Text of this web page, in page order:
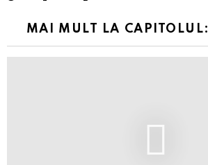
MAI MULT LA CAPITOLUL: